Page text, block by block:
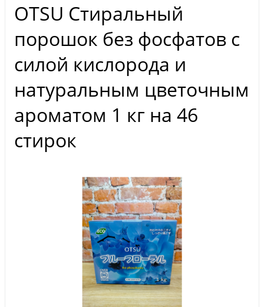
OTSU Стиральный
порошок без фосфатов с
силой кислорода и
натуральным цветочным
ароматом 1 кг на 46
стирок